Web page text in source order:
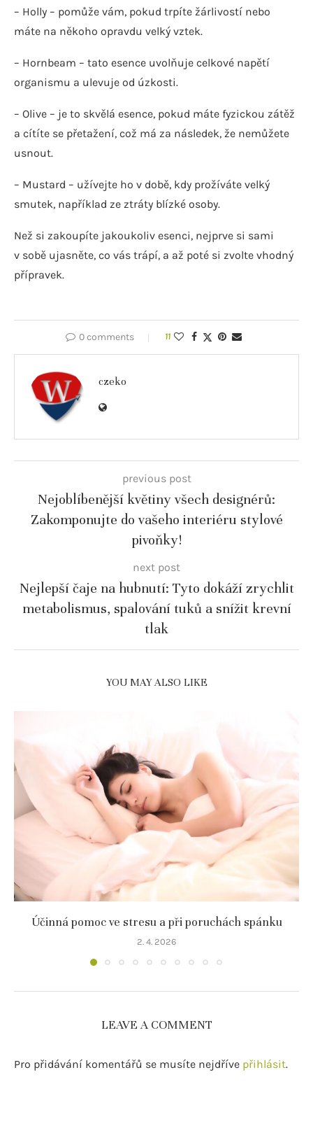
– Holly – pomůže vám, pokud trpíte žárlivostí nebo
máte na někoho opravdu velký vztek.
– Hornbeam – tato esence uvolňuje celkové napětí
organismu a ulevuje od úzkosti.
– Olive – je to skvělá esence, pokud máte fyzickou zátěž
a cítíte se přetažení, což má za následek, že nemůžete
usnout.
– Mustard – užívejte ho v době, kdy prožíváte velký
smutek, například ze ztráty blízké osoby.
Než si zakoupíte jakoukoliv esenci, nejprve si sami
v sobě ujasněte, co vás trápí, a až poté si zvolte vhodný
přípravek.
0 comments 11
czeko
previous post
Nejoblíbenější květiny všech designérů:
Zakomponujte do vašeho interiéru stylové
pivoňky!
next post
Nejlepší čaje na hubnutí: Tyto dokáží zrychlit
metabolismus, spalování tuků a snížit krevní
tlak
YOU MAY ALSO LIKE
Účinná pomoc ve stresu a při poruchách spánku
2. 4. 2026
LEAVE A COMMENT
Pro přidávání komentářů se musíte nejdříve přihlásit.